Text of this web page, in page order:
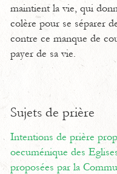
maintient la vie, qui
colère pour se séparer
contre ce manque de
payer de sa vie.
Sujets de prière
Intentions de prière
oecuménique des
proposées par la